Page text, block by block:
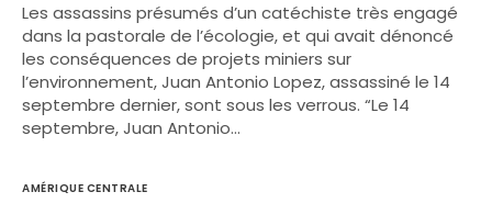
Les assassins présumés d’un catéchiste très engagé
dans la pastorale de l’écologie, et qui avait dénoncé
les conséquences de projets miniers sur
l’environnement, Juan Antonio Lopez, assassiné le 14
septembre dernier, sont sous les verrous. “Le 14
septembre, Juan Antonio…
AMÉRIQUE CENTRALE